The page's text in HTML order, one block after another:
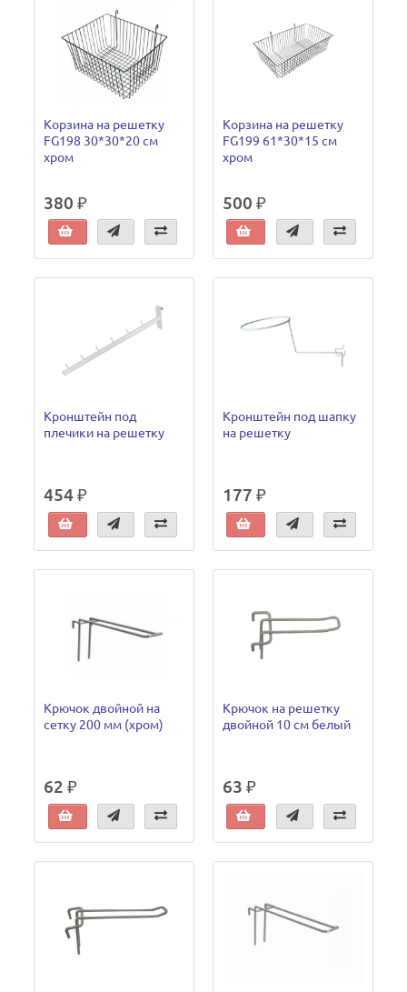
Корзина на решетку
FG198 30*30*20 см
хром
380 ₽
Корзина на решетку
FG199 61*30*15 см
хром
500 ₽
Кронштейн под
плечики на решетку
454 ₽
Кронштейн под шапку
на решетку
177 ₽
Крючок двойной на
сетку 200 мм (хром)
62 ₽
Крючок на решетку
двойной 10 см белый
63 ₽